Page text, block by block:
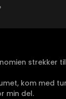
strekker
kom med
min del.